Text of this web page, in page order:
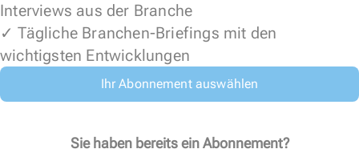
Interviews aus der Branche
✓ Tägliche Branchen-Briefings mit den
wichtigsten Entwicklungen
Ihr Abonnement auswählen
Sie haben bereits ein Abonnement?